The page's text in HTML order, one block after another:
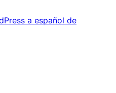
a español de